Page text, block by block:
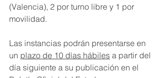
(Valencia), 2 por turno libre y 1 por
movilidad.
Las instancias podrán presentarse en
un plazo de 10 días hábiles a partir del
día siguiente a su publicación en el